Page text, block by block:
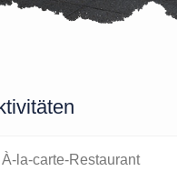
À-la-carte-Restaurant